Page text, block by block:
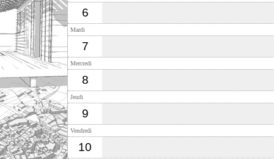
6
Mardi
7
Mercredi
8
Jeudi
9
Vendredi
10